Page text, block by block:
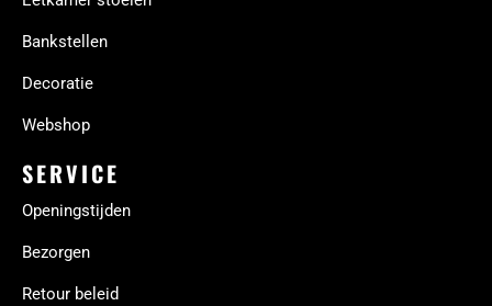
Bankstellen
Decoratie
Webshop
SERVICE
Openingstijden
Bezorgen
Retour beleid